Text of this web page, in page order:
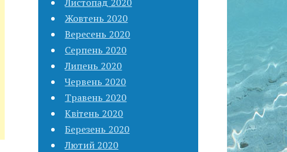
Жовтень 2020
Вересень 2020
Серпень 2020
Липень 2020
Червень 2020
Травень 2020
Квітень 2020
Березень 2020
Лютий 2020